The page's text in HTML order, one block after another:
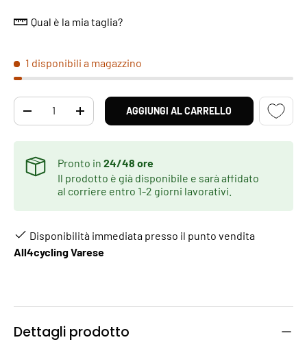
Qual è la mia taglia?
1 disponibili a magazzino
Q.tà
DIMINUIRE LA QUANTITÀAUMENTA LA QUANTITÀ
AGGIUNGI AL CARRELLO
Pronto in 24/48 ore
Il prodotto è già disponibile e sarà affidato
al corriere entro 1-2 giorni lavorativi.
Disponibilità immediata presso il punto vendita
All4cycling Varese
Dettagli prodotto